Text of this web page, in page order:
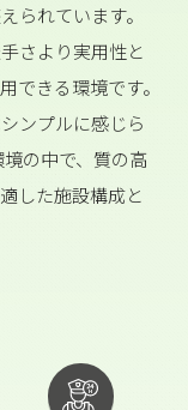
られています。
さより実用性と
できる環境です。
ンプルに感じら
の中で、質の高
した施設構成と